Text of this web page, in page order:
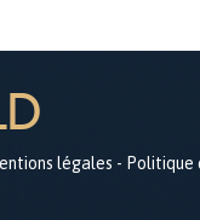
légales - Politique